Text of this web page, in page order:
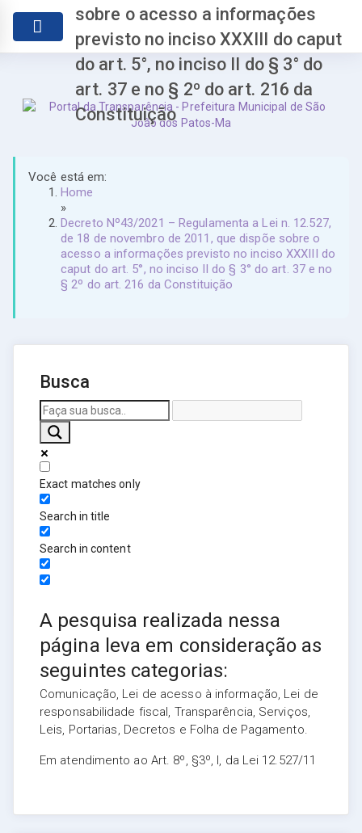
sobre o acesso a informações
previsto no inciso XXXIII do caput
do art. 5°, no inciso II do § 3° do
art. 37 e no § 2º do art. 216 da
Constituição
Você está em:
Home
»
Decreto Nº43/2021 – Regulamenta a Lei n. 12.527,
de 18 de novembro de 2011, que dispõe sobre o
acesso a informações previsto no inciso XXXIII do
caput do art. 5°, no inciso II do § 3° do art. 37 e no
§ 2º do art. 216 da Constituição
Busca
Exact matches only
Search in title
Search in content
A pesquisa realizada nessa
página leva em consideração as
seguintes categorias:
Comunicação, Lei de acesso à informação, Lei de
responsabilidade fiscal, Transparência, Serviços,
Leis, Portarias, Decretos e Folha de Pagamento.
Em atendimento ao Art. 8º, §3º, I, da Lei 12.527/11